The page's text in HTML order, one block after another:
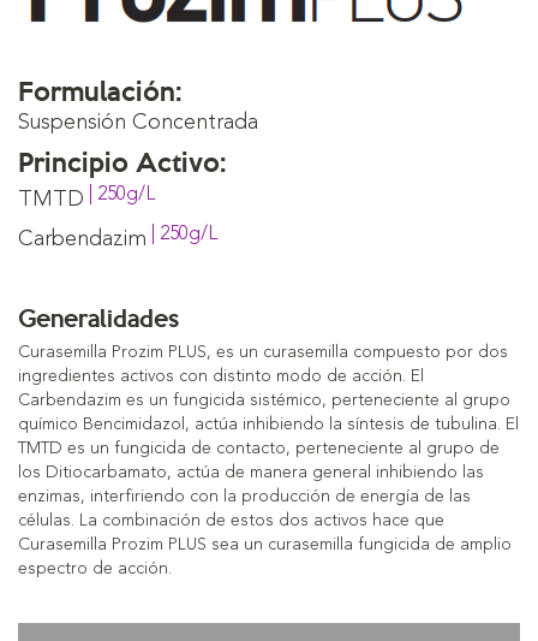
Formulación:
Suspensión Concentrada
Principio Activo:
TMTD | 250g/L
Carbendazim | 250g/L
Generalidades
Curasemilla Prozim PLUS, es un curasemilla compuesto por dos
ingredientes activos con distinto modo de acción. El
Carbendazim es un fungicida sistémico, perteneciente al grupo
químico Bencimidazol, actúa inhibiendo la síntesis de tubulina. El
TMTD es un fungicida de contacto, perteneciente al grupo de
los Ditiocarbamato, actúa de manera general inhibiendo las
enzimas, interfiriendo con la producción de energía de las
células. La combinación de estos dos activos hace que
Curasemilla Prozim PLUS sea un curasemilla fungicida de amplio
espectro de acción.